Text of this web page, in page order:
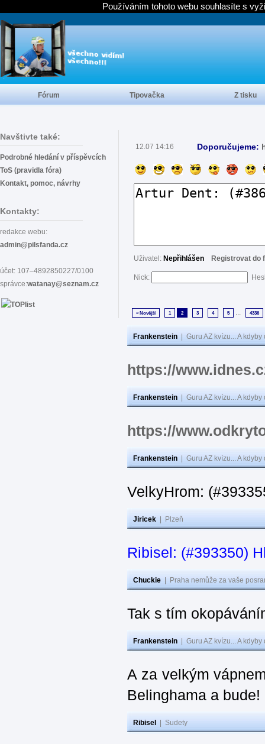
Navštivte také:
Podrobné hledání v příspěvcích
ToS (pravidla fóra)
Kontakt, pomoc, návrhy
Kontakty:
redakce webu:
admin@pilsfanda.cz
účet: 107–4892850227/0100
správce:watanay@seznam.cz
12.07 14:16 Doporučujeme:
Uživatel: Nepřihlášen Registrovat do
Nick:
« Novější 1 2 3 4 5 ... 4336
Frankenstein Guru AZ kvízu... A
https://
Frankenstein Guru AZ kvízu... A
https://
Frankenstein Guru AZ kvízu... A
VelkyHrom:
Jiricek Plzeň
Ribisel: (#393350)
Chuckie Praha nemůže za vaše
Tak s tím
Frankenstein Guru AZ kvízu... A
A za velkým
Belinghama a bude!
Ribisel Sudety
Fórum Tipovačka Z tisku
Používáním tohoto webu souhlasíte s